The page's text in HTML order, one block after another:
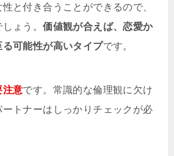
と付き合うことができるので、
しょう。価値観が合えば、恋愛か
可能性が高いタイプです。
注意です。常識的な倫理観に欠け
トナーはしっかりチェックが必